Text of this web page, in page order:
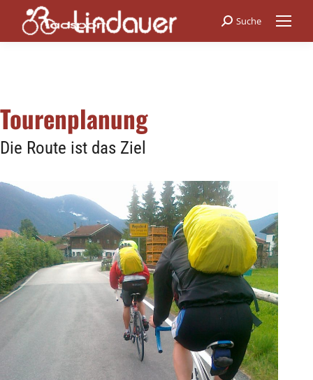
Search:
Suche
Tourenplanung
Die Route ist das Ziel